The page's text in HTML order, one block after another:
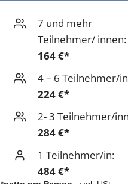
7 und mehr
Teilnehmer/ innen:
164 €*
4 – 6 Teilnehmer/
224 €*
2- 3 Teilnehmer/
284 €*
1 Teilnehmer/in:
484 €*